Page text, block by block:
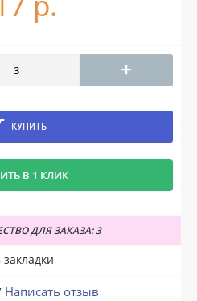
+
КУПИТЬ
В 1 КЛИК
ДЛЯ ЗАКАЗА: 3
закладки
Написать отзыв